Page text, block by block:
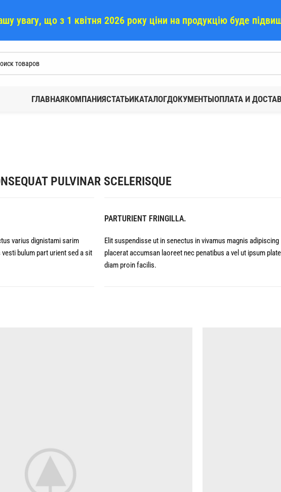
ГЛАВНАЯКОМПАНИЯСТАТЬИКАТАЛОГДОКУМЕНТЫОПЛАТА И
PULVINAR SCELERISQUE
varius dignistami sarim
bulum part urient sed a sit
PARTURIENT FRINGILLA.
Elit suspendisse ut in senectus in vivamus magnis adipiscing
placerat accumsan laoreet nec penatibus a vel ut ipsum
diam proin facilis.
увагу, що з 1 квітня 2026 року ціни на продукцію буде